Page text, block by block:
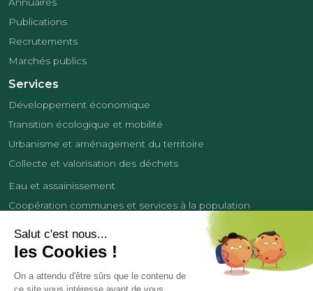
Annuaires
Publications
Recrutements
Marchés publics
Services
Développement économique
Transition écologique et mobilité
Urbanisme et aménagement du territoire
Collecte et valorisation des déchets
Eau et assainissement
Coopération communes et services à la population
Développement économique